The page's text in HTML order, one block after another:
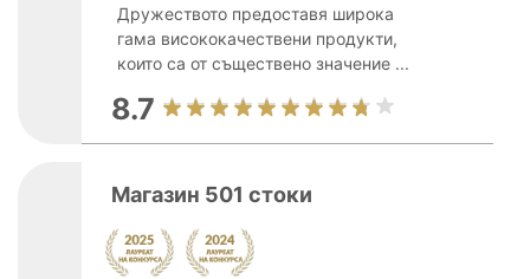
Дружеството предоставя широка
гама висококачествени продукти,
които са от съществено значение ...
8.7
Магазин 501 стоки